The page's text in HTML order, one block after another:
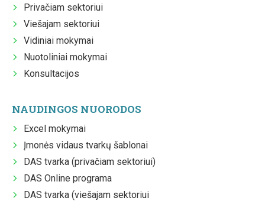
Privačiam sektoriui
Viešajam sektoriui
Vidiniai mokymai
Nuotoliniai mokymai
Konsultacijos
NAUDINGOS NUORODOS
Excel mokymai
Įmonės vidaus tvarkų šablonai
DAS tvarka (privačiam sektoriui)
DAS Online programa
DAS tvarka (viešajam sektoriui